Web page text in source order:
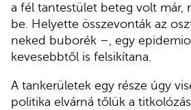
a fél tantestület beteg volt már,
be. Helyette összevonták az
neked buborék –, egy
kevesebbtől is felsikítana.
A tankerületek egy része úgy
politika elvárná tőlük a